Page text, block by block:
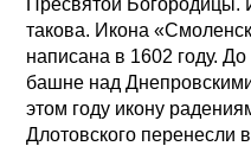
Пресвятой Богородицы.
такова. Икона
написана в 1602 году.
башне над
этом году икону
Длотовского перенесли